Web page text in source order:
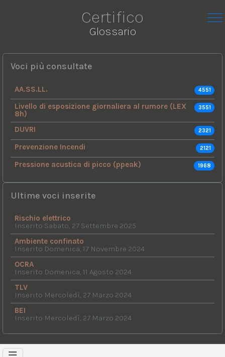
Certifico
Glossario
Voci più consultate
AA.SS.LL. 4551
Livello di esposizione giornaliera al rumore (LEX
8h)
3551
DUVRI 2321
Prevenzione Incendi 2121
Pressione acustica di picco (ppeak) 1968
Ultime voci inserite
Rischio elettrico
Inserito Sabato, 27 Settembre 2025
Ambiente confinato
Inserito Domenica, 17 Novembre 2024
OCRA
Inserito Domenica, 11 Agosto 2024
TLV
Inserito Mercoledì, 27 Marzo 2024
BEI
Inserito Mercoledì, 27 Marzo 2024